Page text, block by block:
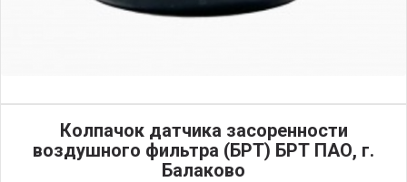
Колпачок датчика засоренности
воздушного фильтра (БРТ) БРТ ПАО, г.
Балаково